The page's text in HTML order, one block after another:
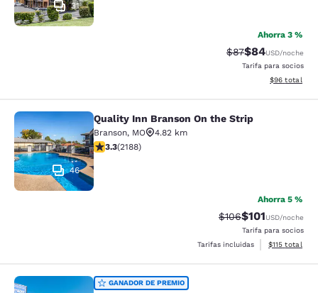
31
Ahorra 3 %
Precio tachado:
$87Precio con
$84USD/noche
Tarifa para socios
Ver detalles
$96 total
Quality Inn Branson On the Strip
46
Quality Inn Branson On the Strip
Branson, MO
4.82 km
calificación de 3.27 estrellas. Bueno. 2188 reseñas
3.3(2188)
Ahorra 5 %
Precio tachado:
$106Precio con
$101USD/noche
Tarifa para socios
Tarifas incluidas
Ver detalles
$115 total
Rodeway Inn Branson, Brick House
GANADOR DE PREMIO